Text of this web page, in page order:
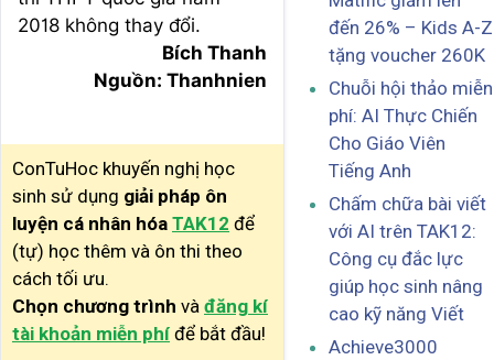
2018 không thay đổi.
Bích Thanh
Nguồn: Thanhnien
ConTuHoc khuyến nghị học
sinh sử dụng giải pháp ôn
luyện cá nhân hóa TAK12 để
(tự) học thêm và ôn thi theo
cách tối ưu.
Chọn chương trình và đăng kí
tài khoản miễn phí để bắt đầu!
đến 26% – Kids A-Z
tặng voucher 260K
Chuỗi hội thảo miễn
phí: AI Thực Chiến
Cho Giáo Viên
Tiếng Anh
Chấm chữa bài viết
với AI trên TAK12:
Công cụ đắc lực
giúp học sinh nâng
cao kỹ năng Viết
Achieve3000